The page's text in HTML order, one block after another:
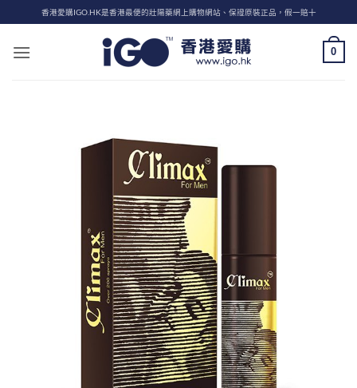
to
content
香港愛購IGO.HK是香港最便的壯陽藥網上購物網站、保證原裝正品，假一賠十
0